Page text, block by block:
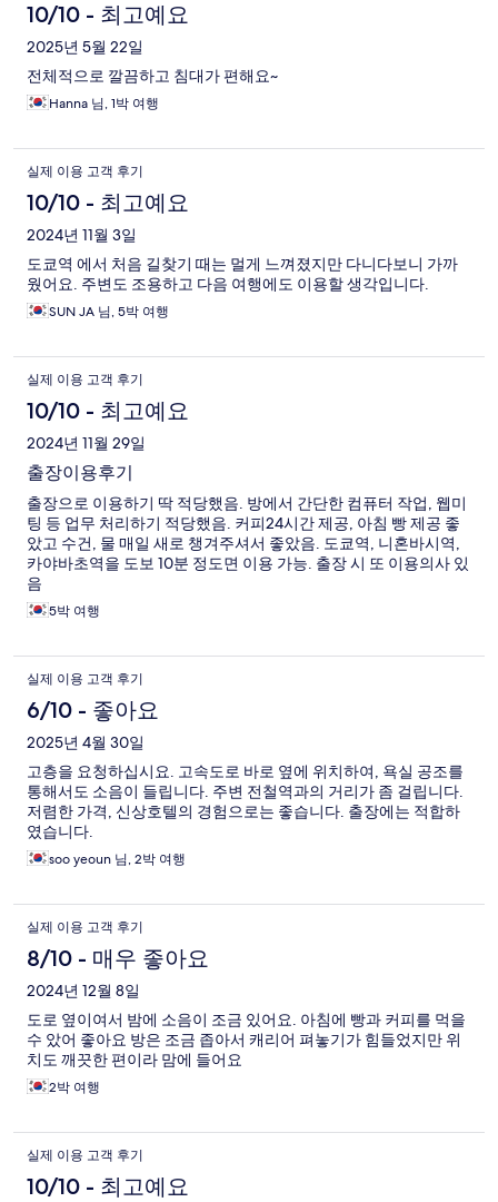
10/10 - 최고예요
2025년 5월 22일
전체적으로 깔끔하고 침대가 편해요~
Hanna 님, 1박 여행
실제 이용 고객 후기
10/10 - 최고예요
2024년 11월 3일
도쿄역 에서 처음 길찾기 때는 멀게 느껴졌지만 다니다보니 가까
웠어요. 주변도 조용하고 다음 여행에도 이용할 생각입니다.
SUN JA 님, 5박 여행
실제 이용 고객 후기
10/10 - 최고예요
2024년 11월 29일
출장이용후기
출장으로 이용하기 딱 적당했음. 방에서 간단한 컴퓨터 작업, 웹미
팅 등 업무 처리하기 적당했음. 커피24시간 제공, 아침 빵 제공 좋
았고 수건, 물 매일 새로 챙겨주셔서 좋았음. 도쿄역, 니혼바시역,
카야바초역을 도보 10분 정도면 이용 가능. 출장 시 또 이용의사 있
음
5박 여행
실제 이용 고객 후기
6/10 - 좋아요
2025년 4월 30일
고층을 요청하십시요. 고속도로 바로 옆에 위치하여, 욕실 공조를
통해서도 소음이 들립니다. 주변 전철역과의 거리가 좀 걸립니다.
저렴한 가격, 신상호텔의 경험으로는 좋습니다. 출장에는 적합하
였습니다.
soo yeoun 님, 2박 여행
실제 이용 고객 후기
8/10 - 매우 좋아요
2024년 12월 8일
도로 옆이여서 밤에 소음이 조금 있어요. 아침에 빵과 커피를 먹을
수 았어 좋아요 방은 조금 좁아서 캐리어 펴놓기가 힘들었지만 위
치도 깨끗한 편이라 맘에 들어요
2박 여행
실제 이용 고객 후기
10/10 - 최고예요